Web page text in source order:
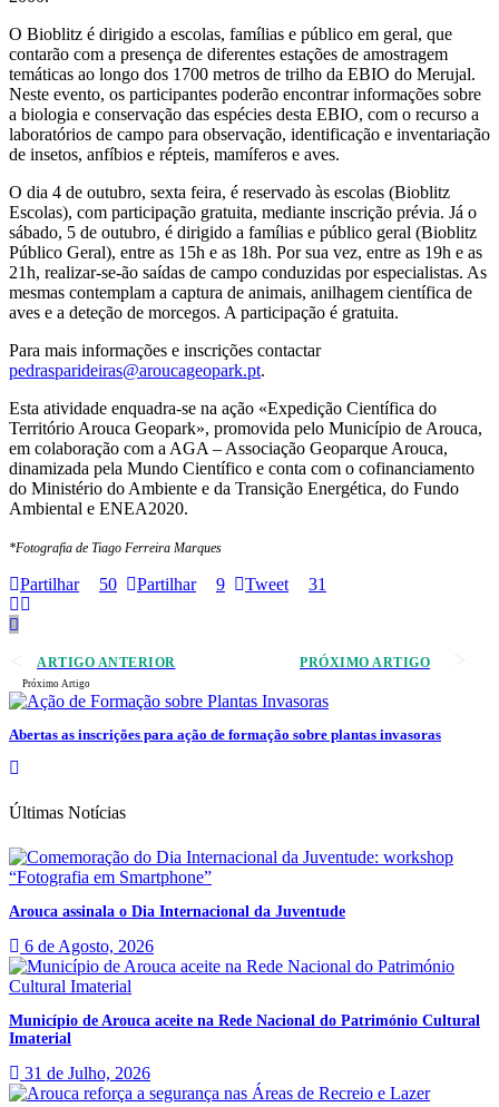
O Bioblitz é dirigido a escolas, famílias e público em geral, que
contarão com a presença de diferentes estações de amostragem
temáticas ao longo dos 1700 metros de trilho da EBIO do Merujal.
Neste evento, os participantes poderão encontrar informações sobre
a biologia e conservação das espécies desta EBIO, com o recurso a
laboratórios de campo para observação, identificação e inventariação
de insetos, anfíbios e répteis, mamíferos e aves.
O dia 4 de outubro, sexta feira, é reservado às escolas (Bioblitz
Escolas), com participação gratuita, mediante inscrição prévia. Já o
sábado, 5 de outubro, é dirigido a famílias e público geral (Bioblitz
Público Geral), entre as 15h e as 18h. Por sua vez, entre as 19h e as
21h, realizar-se-ão saídas de campo conduzidas por especialistas. As
mesmas contemplam a captura de animais, anilhagem científica de
aves e a deteção de morcegos. A participação é gratuita.
Para mais informações e inscrições contactar
pedrasparideiras@aroucageopark.pt.
Esta atividade enquadra-se na ação «Expedição Científica do
Território Arouca Geopark», promovida pelo Município de Arouca,
em colaboração com a AGA – Associação Geoparque Arouca,
dinamizada pela Mundo Científico e conta com o cofinanciamento
do Ministério do Ambiente e da Transição Energética, do Fundo
Ambiental e ENEA2020.
*Fotografia de Tiago Ferreira Marques
Partilhar 50 Partilhar 9 Tweet 31
ARTIGO ANTERIOR PRÓXIMO ARTIGO
Próximo Artigo
Abertas as inscrições para ação de formação sobre plantas invasoras
Últimas Notícias
Arouca assinala o Dia Internacional da Juventude
6 de Agosto, 2026
Município de Arouca aceite na Rede Nacional do Património Cultural
Imaterial
31 de Julho, 2026